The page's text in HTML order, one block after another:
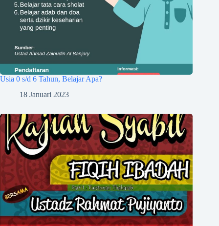
Usia 0 s/d 6 Tahun, Belajar Apa?
18 Januari 2023